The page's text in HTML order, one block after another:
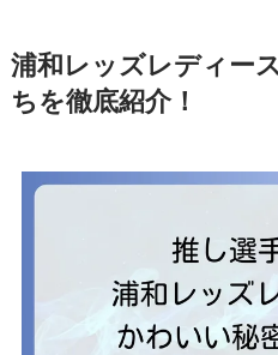
浦和レッズレディー
ちを徹底紹介！